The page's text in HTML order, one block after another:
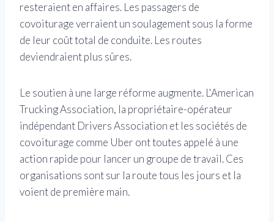
resteraient en affaires. Les passagers de
covoiturage verraient un soulagement sous la forme
de leur coût total de conduite. Les routes
deviendraient plus sûres.
Le soutien à une large réforme augmente. L'American
Trucking Association, la propriétaire-opérateur
indépendant Drivers Association et les sociétés de
covoiturage comme Uber ont toutes appelé à une
action rapide pour lancer un groupe de travail. Ces
organisations sont sur la route tous les jours et la
voient de première main.